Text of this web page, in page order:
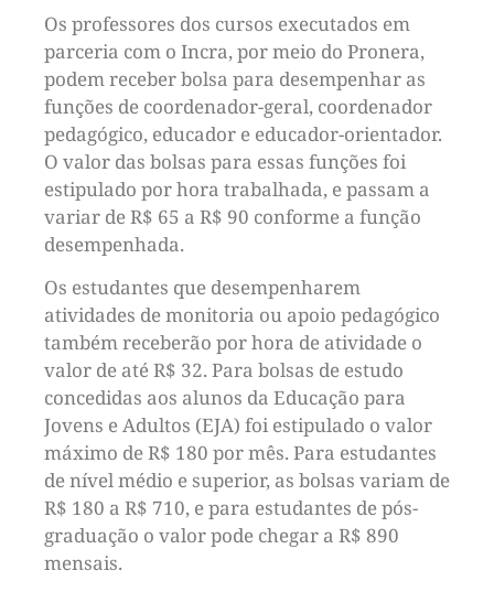
Os professores dos cursos executados em
parceria com o Incra, por meio do Pronera,
podem receber bolsa para desempenhar as
funções de coordenador-geral, coordenador
pedagógico, educador e educador-orientador.
O valor das bolsas para essas funções foi
estipulado por hora trabalhada, e passam a
variar de R$ 65 a R$ 90 conforme a função
desempenhada.
Os estudantes que desempenharem
atividades de monitoria ou apoio pedagógico
também receberão por hora de atividade o
valor de até R$ 32. Para bolsas de estudo
concedidas aos alunos da Educação para
Jovens e Adultos (EJA) foi estipulado o valor
máximo de R$ 180 por mês. Para estudantes
de nível médio e superior, as bolsas variam de
R$ 180 a R$ 710, e para estudantes de pós-
graduação o valor pode chegar a R$ 890
mensais.